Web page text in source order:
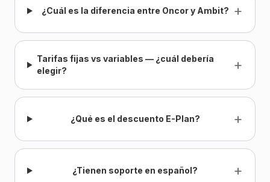
¿Cuál es la diferencia entre Oncor y Ambit? +
Tarifas fijas vs variables — ¿cuál debería
elegir?
+
¿Qué es el descuento E-Plan? +
¿Tienen soporte en español? +